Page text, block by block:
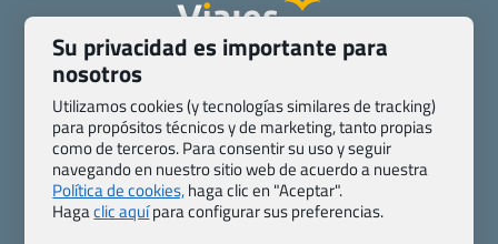
Pasaporte, Visado, Salud y otras disposiciones específicas
Blog de Viajes.com
Registro de agencias
Preguntas frecuentes
Condiciones generales
Política de privacidad y cookies
Transparencia
Todas las páginas – sitemap
Su privacidad es importante para
nosotros
Utilizamos cookies (y tecnologías similares de tracking)
para propósitos técnicos y de marketing, tanto propias
como de terceros. Para consentir su uso y seguir
navegando en nuestro sitio web de acuerdo a nuestra
Política de cookies,haga clic en "Aceptar".
Hagaclic aquípara configurar sus preferencias.